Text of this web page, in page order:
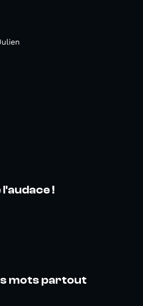
!
mots partout